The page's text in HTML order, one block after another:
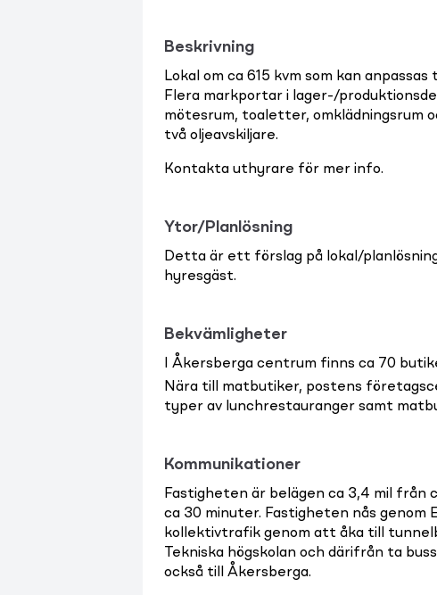
Beskrivning
Lokal om ca 615 kvm som kan
Flera markportar i lager-/
mötesrum, toaletter, omklädningsrum
två oljeavskiljare.
Kontakta uthyrare för mer info.
Ytor/Planlösning
Detta är ett förslag på lokal/
hyresgäst.
Bekvämligheter
I Åkersberga centrum finns ca 70
Nära till matbutiker, postens
typer av lunchrestauranger samt
Kommunikationer
Fastigheten är belägen ca 3,4 mil
ca 30 minuter. Fastigheten nås genom
kollektivtrafik genom att åka till
Tekniska högskolan och därifrån ta
också till Åkersberga.